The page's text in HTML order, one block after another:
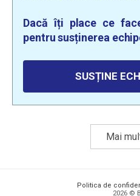
Dacă îți place ce
pentru susținerea
SUSȚINE
Mai
Politica de
2026 ©